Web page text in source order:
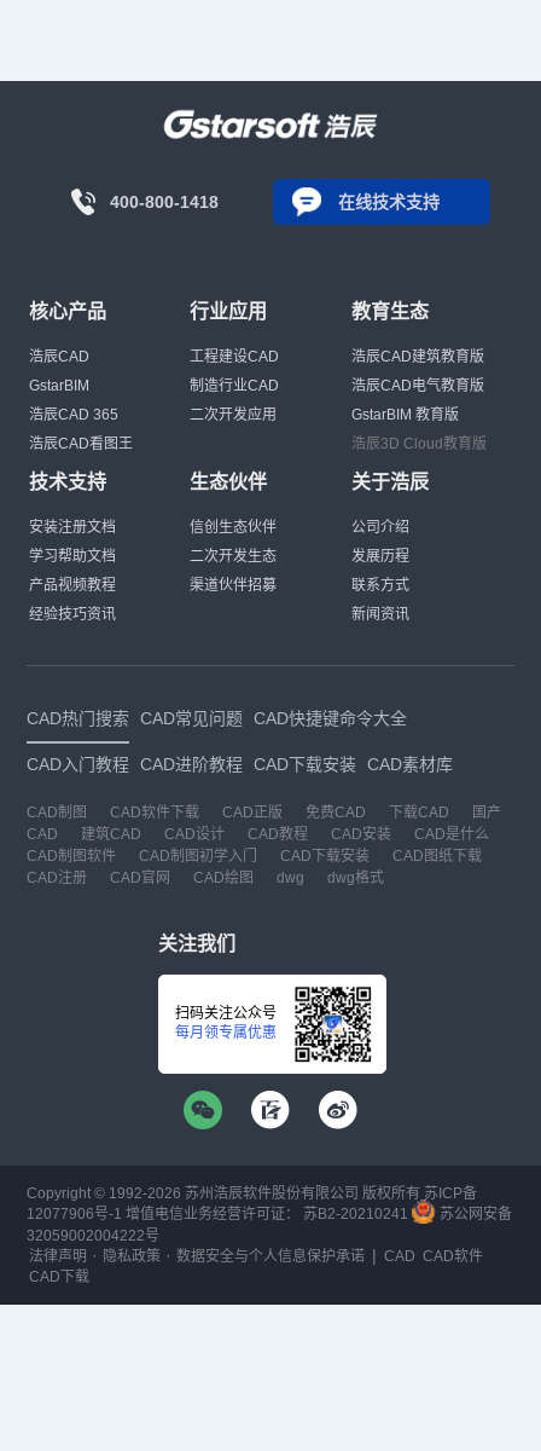
400-800-1418 在线技术支持
核心产品
浩辰CAD
GstarBIM
浩辰CAD 365
浩辰CAD看图王
行业应用
工程建设CAD
制造行业CAD
二次开发应用
教育生态
浩辰CAD建筑教育版
浩辰CAD电气教育版
GstarBIM 教育版
浩辰3D Cloud教育版
技术支持
安装注册文档
学习帮助文档
产品视频教程
经验技巧资讯
生态伙伴
信创生态伙伴
二次开发生态
渠道伙伴招募
关于浩辰
公司介绍
发展历程
联系方式
新闻资讯
CAD热门搜索 CAD常见问题 CAD快捷键命令大全
CAD入门教程 CAD进阶教程 CAD下载安装 CAD素材库
CAD制图 CAD软件下载 CAD正版 免费CAD 下载CAD
国产
CAD
建筑CAD CAD设计 CAD教程 CAD安装
CAD是什么
CAD制图软件
CAD制图初学入门 CAD下载安装
CAD图纸下载
CAD注册
CAD官网 CAD绘图 dwg dwg格式
关注我们
扫码关注公众号
每月领专属优惠
Copyright © 1992-2026 苏州浩辰软件股份有限公司 版权所有 苏ICP备
12077906号-1 增值电信业务经营许可证： 苏B2-20210241
苏公网安备
32059002004222号
法律声明 · 隐私政策 ·数据安全与个人信息保护承诺 | CAD CAD软件
CAD下载